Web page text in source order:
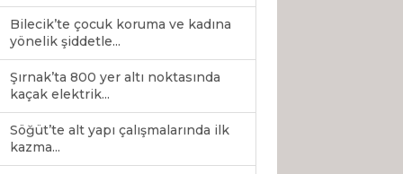
Bilecik’te çocuk koruma ve kadına
yönelik şiddetle...
Şırnak’ta 800 yer altı noktasında
kaçak elektrik...
Söğüt’te alt yapı çalışmalarında ilk
kazma...